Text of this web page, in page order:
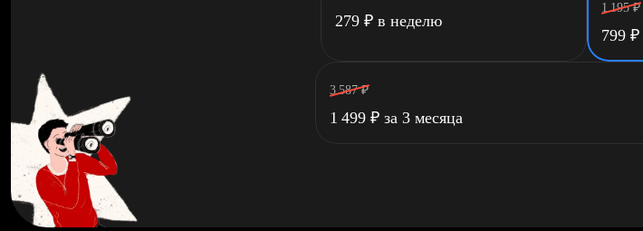
279 ₽ в неделю
1 195 ₽
799 ₽
3 587 ₽
1 499 ₽ за 3 месяца